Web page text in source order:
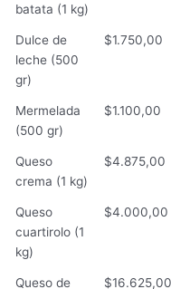
batata (1 kg)
Dulce de
leche (500
gr)
$1.750,00
Mermelada
(500 gr)
$1.100,00
Queso
crema (1 kg)
$4.875,00
Queso
cuartirolo (1
kg)
$4.000,00
Queso de $16.625,00